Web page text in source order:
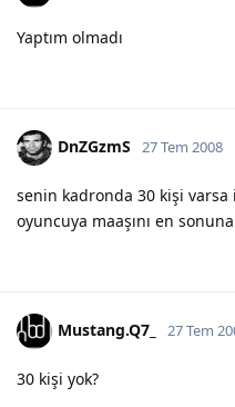
Yaptım olmadı
DnZGzmS 27 Tem 2008
senin kadronda 30 kişi varsa
oyuncuya maaşını en
Mustang.Q7_ 27 Tem
30 kişi yok?